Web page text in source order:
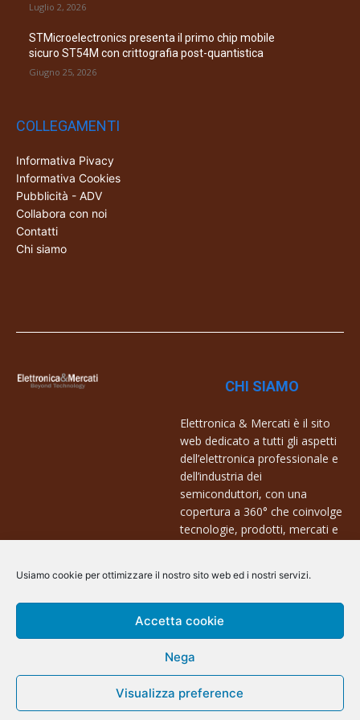
Usiamo cookie per ottimizzare il nostro sito web ed i nostri servizi.
Accetta cookie
Nega
Visualizza preference
Luglio 2, 2026
STMicroelectronics presenta il primo chip mobile
sicuro ST54M con crittografia post-quantistica
Giugno 25, 2026
COLLEGAMENTI
Informativa Pivacy
Informativa Cookies
Pubblicità - ADV
Collabora con noi
Contatti
Chi siamo
CHI SIAMO
Elettronica & Mercati è il sito
web dedicato a tutti gli aspetti
dell’elettronica professionale e
dell’industria dei
semiconduttori, con una
copertura a 360° che coinvolge
tecnologie, prodotti, mercati e
Contatti:
info@arscommunication.it
@ArsCommunication 2023